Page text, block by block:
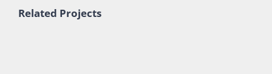
Related Projects